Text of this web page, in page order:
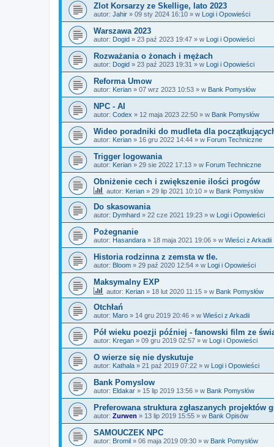
Zlot Korsarzy ze Skellige, lato 2023
autor: Jahir » 09 sty 2024 16:10 » w Logi i Opowieści
Warszawa 2023
autor: Dogid » 23 paź 2023 19:47 » w Logi i Opowieści
Rozważania o żonach i mężach
autor: Dogid » 23 paź 2023 19:31 » w Logi i Opowieści
Reforma Umow
autor: Kerian » 07 wrz 2023 10:53 » w Bank Pomysłów
NPC - AI
autor: Codex » 12 maja 2023 22:50 » w Bank Pomysłów
Wideo poradniki do mudleta dla
autor: Kerian » 16 gru 2022 14:44 » w Forum Techniczne
Trigger logowania
autor: Kerian » 29 sie 2022 17:13 » w Forum Techniczne
Obniżenie cech i zwiększenie ilości progów
autor: Kerian » 29 lip 2021 10:10 » w Bank Pomysłów
Do skasowania
autor: Dymhard » 22 cze 2021 19:23 » w Logi i Opowieści
Pożegnanie
autor: Hasandara » 18 maja 2021 19:06 » w Wieści z Arkadii
Historia rodzinna z zemsta w tle.
autor: Bloom » 29 paź 2020 12:54 » w Logi i Opowieści
Maksymalny EXP
autor: Kerian » 18 lut 2020 11:15 » w Bank Pomysłów
Otchłań
autor: Maro » 14 gru 2019 20:46 » w Wieści z Arkadii
Pół wieku poezji później - fanowski film ze
autor: Kregan » 09 gru 2019 02:57 » w Logi i Opowieści
O wierze się nie dyskutuje
autor: Kathala » 21 paź 2019 07:22 » w Logi i Opowieści
Bank Pomyslow
autor: Eldakar » 15 lip 2019 13:56 » w Bank Pomysłów
Preferowana struktura zgłaszanych projektów
autor: Zurwen » 13 lip 2019 15:55 » w Bank Opisów
SAMOUCZEK NPC
autor: Bromil » 06 maja 2019 09:30 » w Bank Pomysłów